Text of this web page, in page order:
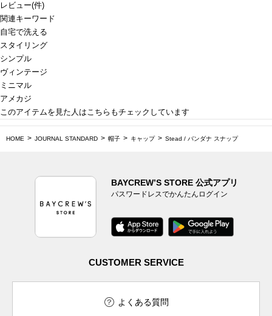
レビュー(件)
関連キーワード
自宅で洗える
スタイリング
シンプル
ヴィンテージ
ミニマル
アメカジ
このアイテムを見た人はこちらもチェックしています
HOME JOURNAL STANDARD 帽子 キャップ Stead / バンダナ スナップ
BAYCREW’S STORE 公式アプリ
パスワードレスでかんたんログイン
CUSTOMER SERVICE
よくある質問